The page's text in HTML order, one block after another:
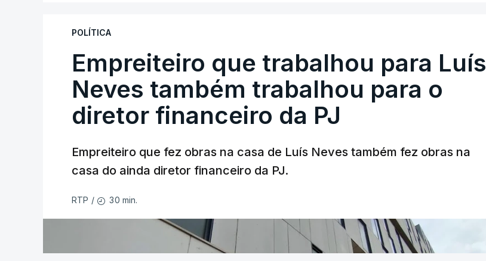
POLÍTICA
Empreiteiro que trabalhou para Luís
Neves também trabalhou para o
diretor financeiro da PJ
Empreiteiro que fez obras na casa de Luís Neves também fez obras na
casa do ainda diretor financeiro da PJ.
RTP / 30 min.